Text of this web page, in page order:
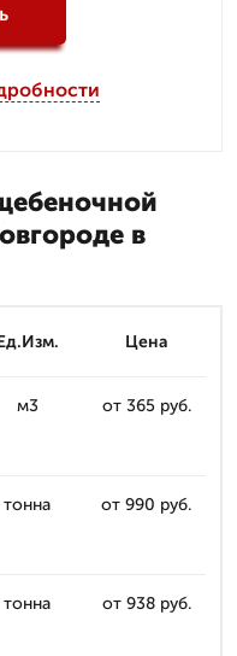
в
Цена
м3 от 365 руб.
тонна от 990 руб.
тонна от 938 руб.